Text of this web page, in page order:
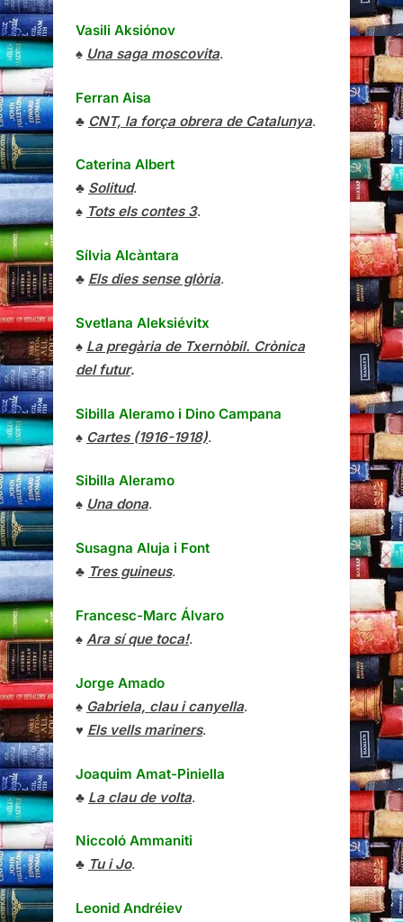
Vasili Aksiónov
♠ Una saga moscovita.
Ferran Aisa
♣ CNT, la força obrera de Catalunya.
Caterina Albert
♣ Solitud.
♠ Tots els contes 3.
Sílvia Alcàntara
♣ Els dies sense glòria.
Svetlana Aleksiévitx
♠ La pregària de Txernòbil. Crònica
del futur.
Sibilla Aleramo i Dino Campana
♠ Cartes (1916-1918).
Sibilla Aleramo
♠ Una dona.
Susagna Aluja i Font
♣ Tres guineus.
Francesc-Marc Álvaro
♠ Ara sí que toca!.
Jorge Amado
♠ Gabriela, clau i canyella.
♥ Els vells mariners.
Joaquim Amat-Piniella
♣ La clau de volta.
Niccoló Ammaniti
♣ Tu i Jo.
Leonid Andréiev